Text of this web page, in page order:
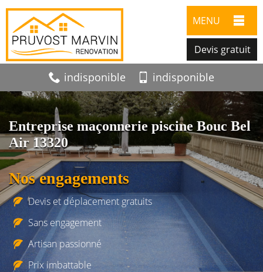
MENU
Devis gratuit
indisponible indisponible
Entreprise maçonnerie piscine Bouc Bel
Air 13320
Nos engagements
Devis et déplacement gratuits
Sans engagement
Artisan passionné
Prix imbattable